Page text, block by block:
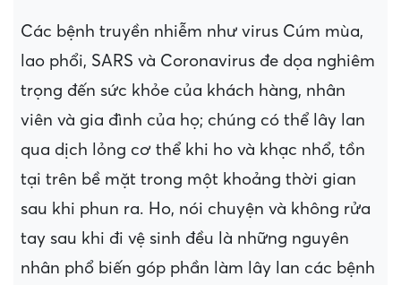
Các bệnh truyền nhiễm như virus Cúm mùa,
lao phổi, SARS và Coronavirus đe dọa nghiêm
trọng đến sức khỏe của khách hàng, nhân
viên và gia đình của họ; chúng có thể lây lan
qua dịch lỏng cơ thể khi ho và khạc nhổ, tồn
tại trên bề mặt trong một khoảng thời gian
sau khi phun ra. Ho, nói chuyện và không rửa
tay sau khi đi vệ sinh đều là những nguyên
nhân phổ biến góp phần làm lây lan các bệnh